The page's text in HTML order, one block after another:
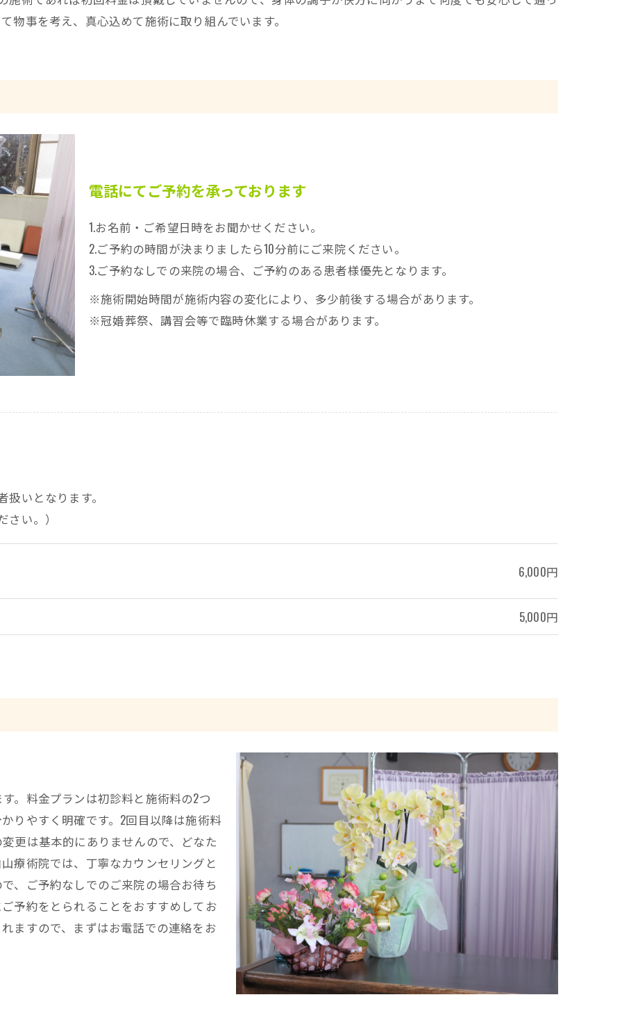
物事を考え、真心込めて施術に取り組んでいます。
電話にてご予約を承っております
1.お名前・ご希望日時をお聞かせください。
2.ご予約の時間が決まりましたら10分前にご来院ください。
3.ご予約なしでの来院の場合、ご予約のある患者様優先となります。
※施術開始時間が施術内容の変化により、多少前後する場合があります。
※冠婚葬祭、講習会等で臨時休業する場合があります。
いとなります。
い。）
6,000円
5,000円
。料金プランは初診料と施術料の2つ
りやすく明確です。2回目以降は施術料
更は基本的にありませんので、どなた
療術院では、丁寧なカウンセリングと
、ご予約なしでのご来院の場合お待ち
予約をとられることをおすすめしてお
ますので、まずはお電話での連絡をお